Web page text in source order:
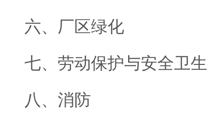
六、厂区绿化
七、劳动保护与安全卫生
八、消防